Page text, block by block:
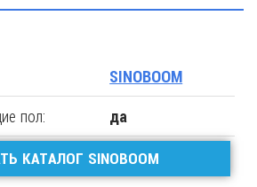
SINOBOOM
пол: да
КАТАЛОГ SINOBOOM